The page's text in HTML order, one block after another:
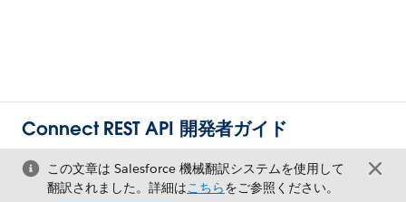
Connect REST API 開発者ガイド
この文章は Salesforce 機械翻訳システムを使用して
翻訳されました。詳細はこちらをご参照ください。